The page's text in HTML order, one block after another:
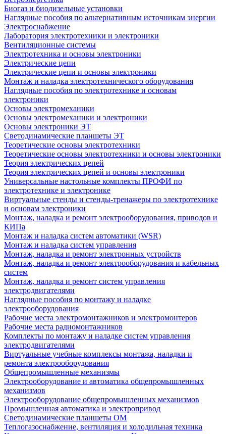
Биогаз и биодизельные установки
Наглядные пособия по альтернативным источникам энергии
Электроснабжение
Лаборатория электротехники и электроники
Вентиляционные системы
Электротехника и основы электроники
Электрические цепи
Электрические цепи и основы электроники
Монтаж и наладка электротехнического оборудования
Наглядные пособия по электротехнике и основам
электроники
Основы электромеханики
Основы электромеханики и электроники
Основы электроники ЭТ
Светодинамические планшеты ЭТ
Теоретические основы электротехники
Теоретические основы электротехники и основы электроники
Теория электрических цепей
Теория электрических цепей и основы электроники
Универсальные настольные комплекты ПРОФИ по
электротехнике и электронике
Виртуальные стенды и стенды-тренажеры по электротехнике
и основам электроники
Монтаж, наладка и ремонт электрооборудования, приводов и
КИПа
Монтаж и наладка систем автоматики (WSR)
Монтаж и наладка систем управления
Монтаж, наладка и ремонт электронных устройств
Монтаж, наладка и ремонт электрооборудования и кабельных
систем
Монтаж, наладка и ремонт систем управления
электродвигателями
Наглядные пособия по монтажу и наладке
электрооборудования
Рабочие места электромонтажников и электромонтеров
Рабочие места радиомонтажников
Комплекты по монтажу и наладке систем управления
электродвигателями
Виртуальные учебные комплексы монтажа, наладки и
ремонта электрооборудования
Общепромышленные механизмы
Электрооборудование и автоматика общепромышленных
механизмов
Электрооборудование общепромышленных механизмов
Промышленная автоматика и электропривод
Светодинамические планшеты ОМ
Теплогазоснабжение, вентиляция и холодильная техника